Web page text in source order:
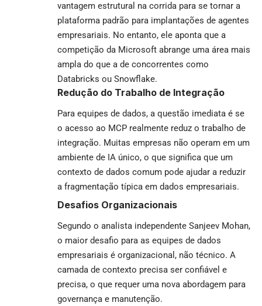
vantagem estrutural na corrida para se tornar a
plataforma padrão para implantações de agentes
empresariais. No entanto, ele aponta que a
competição da Microsoft abrange uma área mais
ampla do que a de concorrentes como
Databricks ou Snowflake.
Redução do Trabalho de Integração
Para equipes de dados, a questão imediata é se
o acesso ao MCP realmente reduz o trabalho de
integração. Muitas empresas não operam em um
ambiente de IA único, o que significa que um
contexto de dados comum pode ajudar a reduzir
a fragmentação típica em dados empresariais.
Desafios Organizacionais
Segundo o analista independente Sanjeev Mohan,
o maior desafio para as equipes de dados
empresariais é organizacional, não técnico. A
camada de contexto precisa ser confiável e
precisa, o que requer uma nova abordagem para
governança e manutenção.